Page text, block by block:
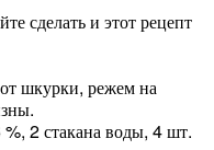
сделать и этот рецепт
шкурки, режем на
2 стакана воды, 4 шт.